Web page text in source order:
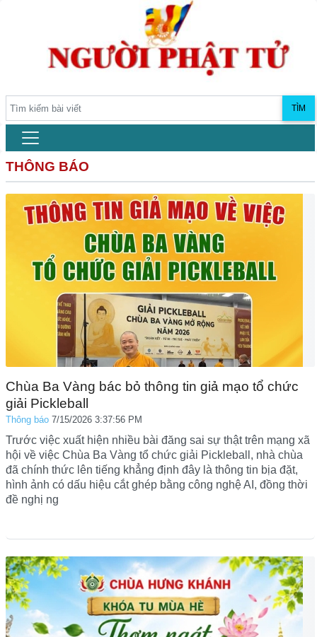
TÌM
THÔNG BÁO
Chùa Ba Vàng bác bỏ thông tin giả mạo tổ chức
giải Pickleball
Thông báo 7/15/2026 3:37:56 PM
Trước việc xuất hiện nhiều bài đăng sai sự thật trên mạng xã
hội về việc Chùa Ba Vàng tổ chức giải Pickleball, nhà chùa
đã chính thức lên tiếng khẳng định đây là thông tin bịa đặt,
hình ảnh có dấu hiệu cắt ghép bằng công nghệ AI, đồng thời
đề nghị ng